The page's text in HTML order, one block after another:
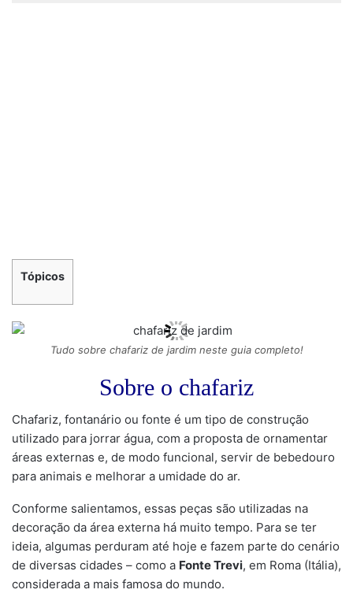
Tópicos
Tudo sobre chafariz de jardim neste guia completo!
Sobre o chafariz
Chafariz, fontanário ou fonte é um tipo de construção
utilizado para jorrar água, com a proposta de ornamentar
áreas externas e, de modo funcional, servir de bebedouro
para animais e melhorar a umidade do ar.
Conforme salientamos, essas peças são utilizadas na
decoração da área externa há muito tempo. Para se ter
ideia, algumas perduram até hoje e fazem parte do cenário
de diversas cidades – como a Fonte Trevi, em Roma (Itália),
considerada a mais famosa do mundo.